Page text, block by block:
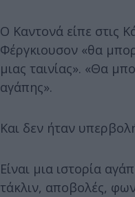
Ο Καντονά είπε στις
Φέργκιουσον «θα
μιας ταινίας». «Θα
αγάπης».
Και δεν ήταν
Είναι μια ιστορία
τάκλιν, αποβολές,